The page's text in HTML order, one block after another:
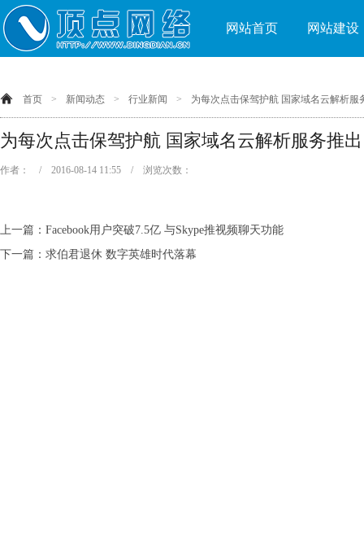
网站首页 网站建设
首页 > 新闻动态 > 行业新闻 > 为每次点击保驾护航 国家域名云解析服
为每次点击保驾护航 国家域名云解析服务推出
作者： / 2016-08-14 11:55 / 浏览次数：
上一篇： Facebook用户突破7.5亿 与Skype推视频聊天功能
下一篇： 求伯君退休 数字英雄时代落幕